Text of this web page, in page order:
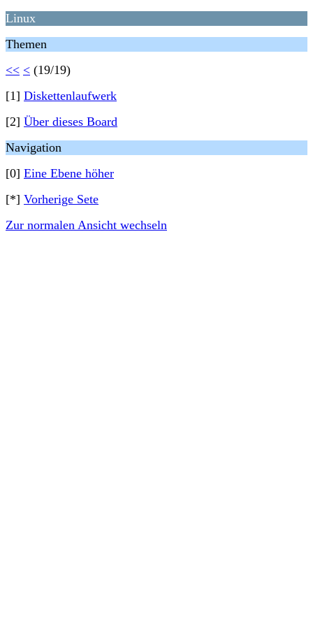
Linux
Themen
<< < (19/19)
[1] Diskettenlaufwerk
[2] Über dieses Board
Navigation
[0] Eine Ebene höher
[*] Vorherige Sete
Zur normalen Ansicht wechseln